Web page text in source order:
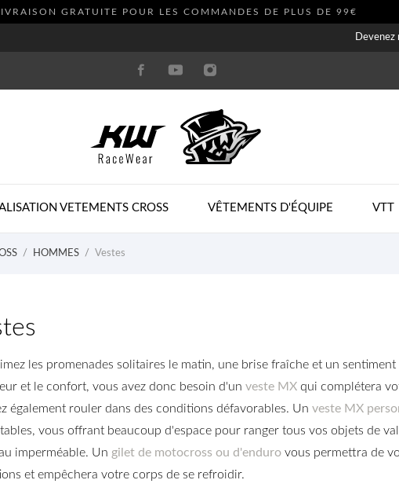
GRATUITE POUR LES COMMANDES DE PLUS DE 99€
Devenez
VETEMENTS CROSS VÊTEMENTS D'ÉQUIPE VTT
HOMMES Vestes
les promenades solitaires le matin, une brise fraîche et un
et le confort, vous avez donc besoin d'un veste MX qui complétera
également rouler dans des conditions défavorables. Un veste MX
vous offrant beaucoup d'espace pour ranger tous vos objets de
imperméable. Un gilet de motocross ou d'enduro vous permettra de
et empêchera votre corps de se refroidir.